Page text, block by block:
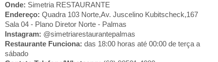
Onde: Simetria RESTAURANTE
Endereço: Quadra 103 Norte,Av. Juscelino Kubitscheck,167
Sala 04 - Plano Diretor Norte - Palmas
Instagram: @simetriarestaurantepalmas
Restaurante Funciona: das 18:00 horas até 00:00 de terça a
sábado